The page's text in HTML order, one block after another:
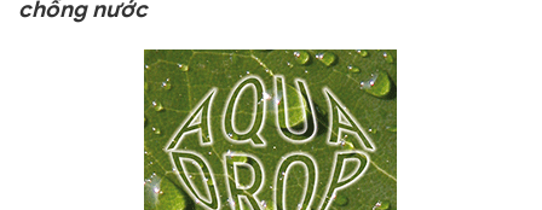
chống nước